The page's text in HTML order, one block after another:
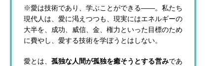
※愛は技術であり、学ぶことができる――。私たち
現代人は、愛に渇えつつも、現実にはエネルギーの
大半を、成功、威信、金、権力といった目標のため
に費やし、愛する技術を学ぼうとはしない。
愛とは、 孤独な人間が孤独を癒そうとする営みであ